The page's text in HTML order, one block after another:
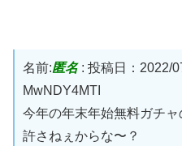
名前:匿名: 投稿日：2022/
MwNDY4MTI
今年の年末年始無料ガチ
許さねぇからな〜？